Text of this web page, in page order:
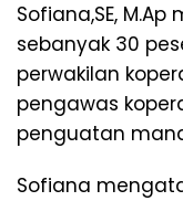
Sofiana,SE,
sebanyak 30
perwakilan
pengawas
penguatan
Sofiana